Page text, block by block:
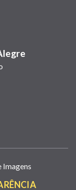
Imagens
(LINK